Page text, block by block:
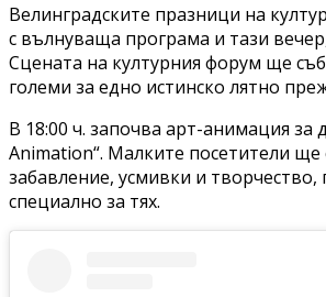
Велинградските празници на
с вълнуваща програма и тази
Сцената на културния форум ще
големи за едно истинско лятно
В 18:00 ч. започва арт-анимация за
Animation“. Малките посетители ще
забавление, усмивки и творчество,
специално за тях.